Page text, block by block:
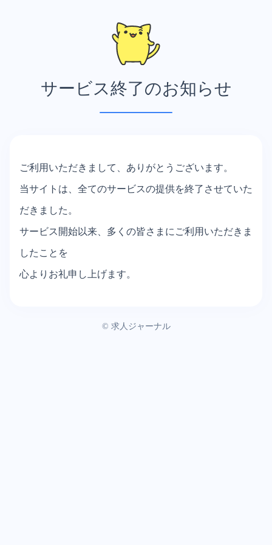
サービス終了のお知らせ
ご利用いただきまして、ありがとうございます。
当サイトは、全てのサービスの提供を終了させていた
だきました。
サービス開始以来、多くの皆さまにご利用いただきま
したことを
心よりお礼申し上げます。
© 求人ジャーナル